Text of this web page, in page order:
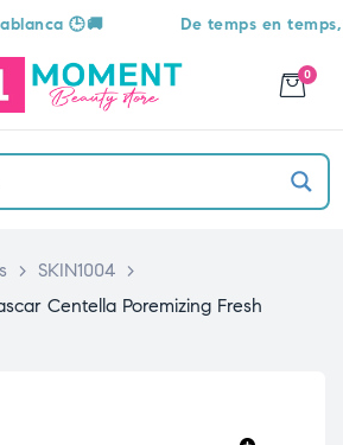
🕒🚚 De temps en temps,
0
> SKIN1004 >
Centella Poremizing Fresh